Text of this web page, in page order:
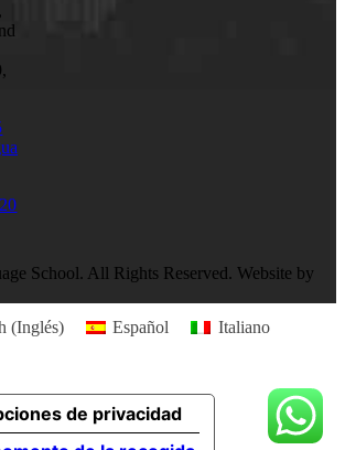
School. All Rights Reserved. Website by
(Inglés) Español Italiano
de privacidad